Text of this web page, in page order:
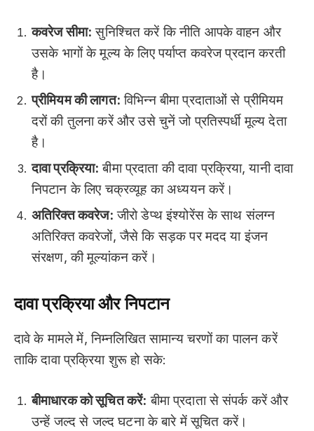
कवरेज सीमा: सुनिश्चित करें कि नीति आपके वाहन और
उसके भागों के मूल्य के लिए पर्याप्त कवरेज प्रदान करती
है।
प्रीमियम की लागत: विभिन्न बीमा प्रदाताओं से प्रीमियम
दरों की तुलना करें और उसे चुनें जो प्रतिस्पर्धी मूल्य देता
है।
दावा प्रक्रिया: बीमा प्रदाता की दावा प्रक्रिया, यानी दावा
निपटान के लिए चक्रव्यूह का अध्ययन करें।
अतिरिक्त कवरेज: जीरो डेप्थ इंश्योरेंस के साथ संलग्न
अतिरिक्त कवरेजों, जैसे कि सड़क पर मदद या इंजन
संरक्षण, की मूल्यांकन करें।
दावा प्रक्रिया और निपटान
दावे के मामले में, निम्नलिखित सामान्य चरणों का पालन करें
ताकि दावा प्रक्रिया शुरू हो सके:
बीमाधारक को सूचित करें: बीमा प्रदाता से संपर्क करें और
उन्हें जल्द से जल्द घटना के बारे में सूचित करें।